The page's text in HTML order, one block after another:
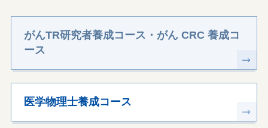
がんTR研究者養成コース・がん CRC 養成コ
ース
医学物理士養成コース